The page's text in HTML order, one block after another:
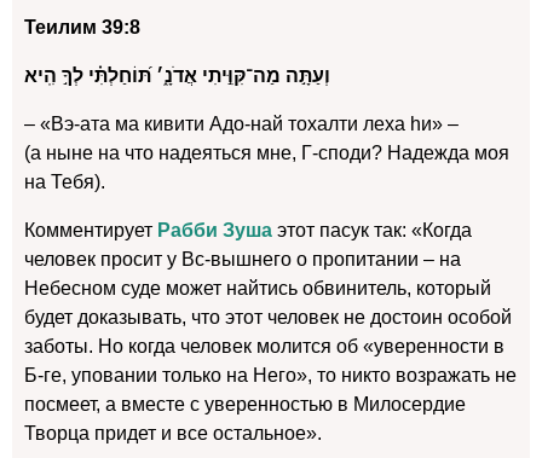
Теилим 39:8
וְעַתָּ֣ה מַה־קִּוִּ֣יתִי אֲדֹנָ֑׳ תּ֝וֹחַלְתִּ֗י לְךָ֣ הִֽיא
– «Вэ-ата ма кивити Адо-най тохалти леха hи» –
(а ныне на что надеяться мне, Г-споди? Надежда моя
на Тебя).
Комментирует Рабби Зуша этот пасук так: «Когда
человек просит у Вс-вышнего о пропитании – на
Небесном суде может найтись обвинитель, который
будет доказывать, что этот человек не достоин особой
заботы. Но когда человек молится об «уверенности в
Б-ге, уповании только на Него», то никто возражать не
посмеет, а вместе с уверенностью в Милосердие
Творца придет и все остальное».